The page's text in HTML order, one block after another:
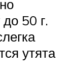
50 г.
утята